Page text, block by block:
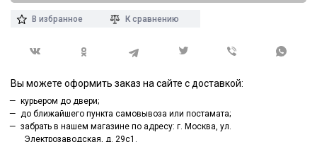
В избранное К сравнению
Вы можете оформить заказ на сайте с доставкой:
курьером до двери;
до ближайшего пункта самовывоза или постамата;
забрать в нашем магазине по адресу: г. Москва, ул.
Электрозаводская, д. 29с1.